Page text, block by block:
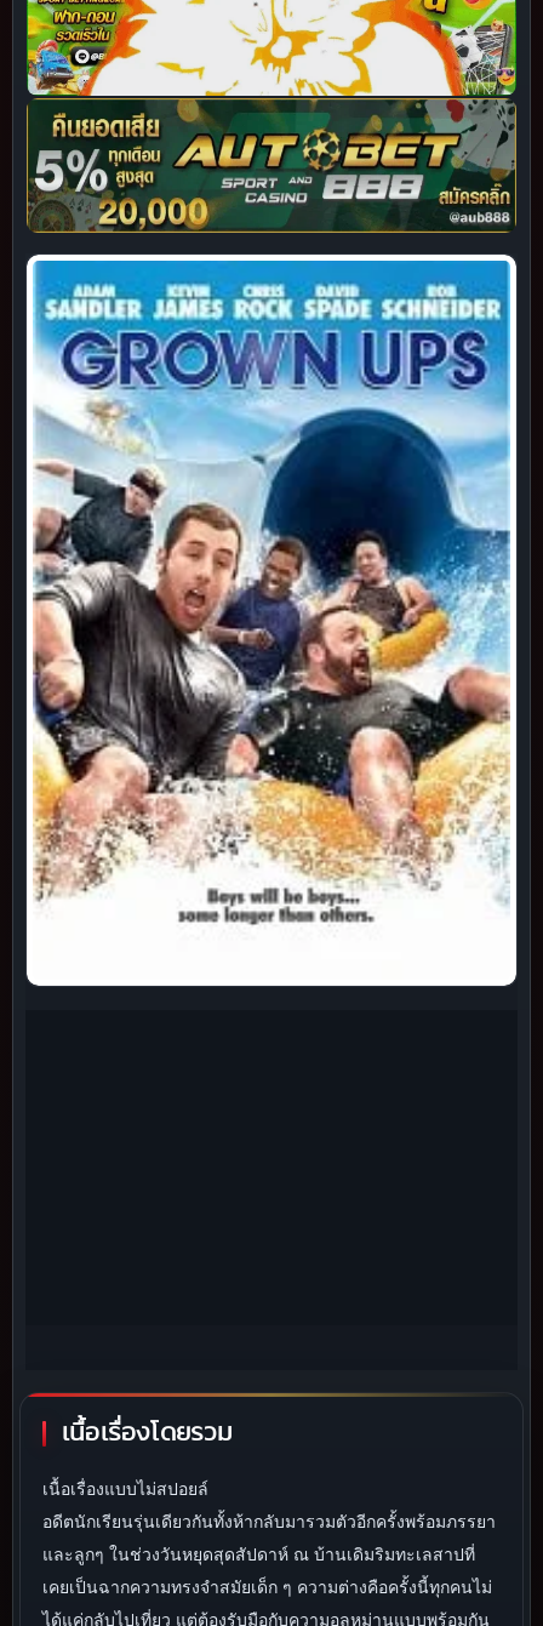
เนื้อเรื่องโดยรวม
เนื้อเรื่องแบบไม่สปอยล์
อดีตนักเรียนรุ่นเดียวกันทั้งห้ากลับมารวมตัวอีกครั้งพร้อมภรรยา
และลูกๆ ในช่วงวันหยุดสุดสัปดาห์ ณ บ้านเดิมริมทะเลสาปที่
เคยเป็นฉากความทรงจำสมัยเด็ก ๆ ความต่างคือครั้งนี้ทุกคนไม่
ได้แค่กลับไปเที่ยว แต่ต้องรับมือกับความอลหม่านแบบพร้อมกัน